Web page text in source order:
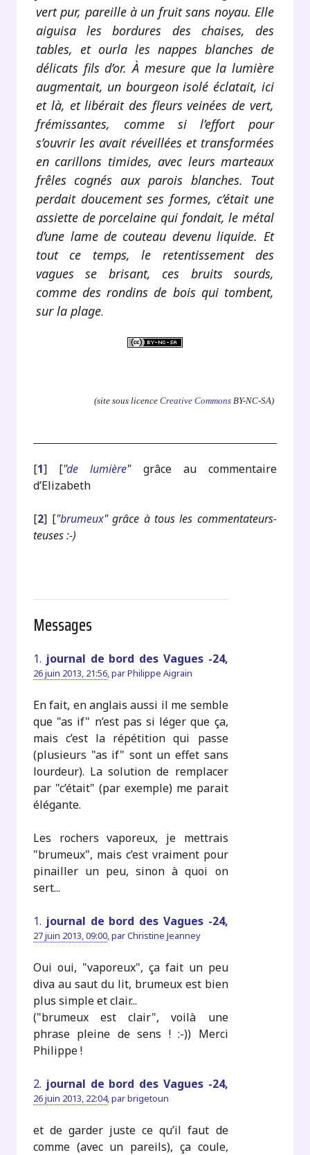
vert pur, pareille à un fruit sans noyau. Elle
aiguisa les bordures des chaises, des
tables, et ourla les nappes blanches de
délicats fils d’or. À mesure que la lumière
augmentait, un bourgeon isolé éclatait, ici
et là, et libérait des fleurs veinées de vert,
frémissantes, comme si l’effort pour
s’ouvrir les avait réveillées et transformées
en carillons timides, avec leurs marteaux
frêles cognés aux parois blanches. Tout
perdait doucement ses formes, c’était une
assiette de porcelaine qui fondait, le métal
d’une lame de couteau devenu liquide. Et
tout ce temps, le retentissement des
vagues se brisant, ces bruits sourds,
comme des rondins de bois qui tombent,
sur la plage.
(site sous licence Creative CommonsBY-NC-SA)
[1] ["de lumière" grâce au commentaire
d’Elizabeth
[2] ["brumeux" grâce à tous les commentateurs-
teuses :-)
Messages
1. journal de bord des Vagues -24,
26 juin 2013, 21:56,parPhilippe Aigrain
En fait, en anglais aussi il me semble
que "as if" n’est pas si léger que ça,
mais c’est la répétition qui passe
(plusieurs "as if" sont un effet sans
lourdeur). La solution de remplacer
par "c’était" (par exemple) me parait
élégante.
Les rochers vaporeux, je mettrais
"brumeux", mais c’est vraiment pour
pinailler un peu, sinon à quoi on
sert...
1. journal de bord des Vagues -24,
27 juin 2013, 09:00,parChristine Jeanney
Oui oui, "vaporeux", ça fait un peu
diva au saut du lit, brumeux est bien
plus simple et clair...
("brumeux est clair", voilà une
phrase pleine de sens ! :-)) Merci
Philippe !
2. journal de bord des Vagues -24,
26 juin 2013, 22:04,parbrigetoun
et de garder juste ce qu’il faut de
comme (avec un pareils), ça coule,